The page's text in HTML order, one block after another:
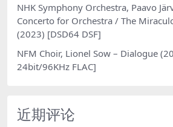
NHK Symphony Orchestra, Paavo
Concerto for Orchestra / The
(2023) [DSD64 DSF]
NFM Choir, Lionel Sow – Dialogue
24bit/96KHz FLAC]
近期评论